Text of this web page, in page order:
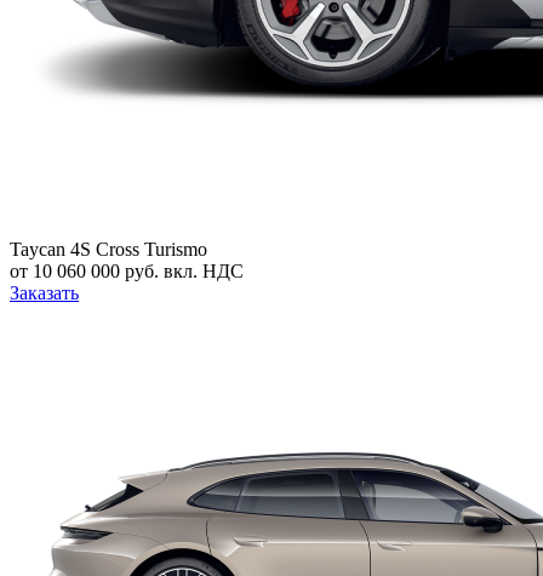
Taycan 4S Cross Turismo
от 10 060 000 руб. вкл. НДС
Заказать